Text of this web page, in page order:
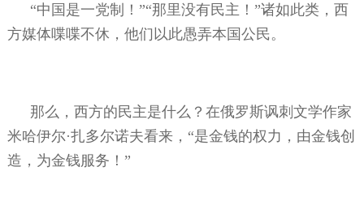
“中国是一党制！”“那里没有民主！”诸如此类，西
方媒体喋喋不休，他们以此愚弄本国公民。
那么，西方的民主是什么？在俄罗斯讽刺文学作家
米哈伊尔·扎多尔诺夫看来，“是金钱的权力，由金钱创
造，为金钱服务！”